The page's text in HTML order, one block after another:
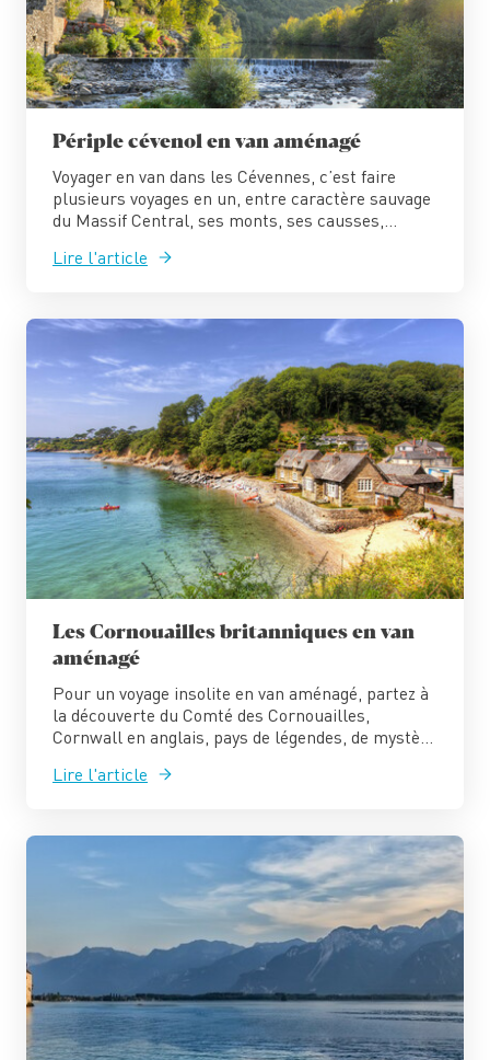
Périple cévenol en van aménagé
Voyager en van dans les Cévennes, c’est faire
plusieurs voyages en un, entre caractère sauvage
du Massif Central, ses monts, ses causses,...
Lire l'article
Les Cornouailles britanniques en van
aménagé
Pour un voyage insolite en van aménagé, partez à
la découverte du Comté des Cornouailles,
Cornwall en anglais, pays de légendes, de mystè...
Lire l'article